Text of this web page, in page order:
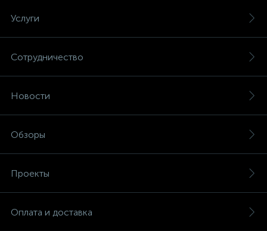
Услуги
Сотрудничество
Новости
Обзоры
Проекты
Оплата и доставка